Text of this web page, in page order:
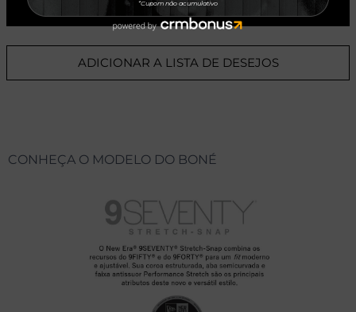
ADICIONAR AO CARRINHO
ADICIONAR A LISTA DE DESEJOS
CONHEÇA O MODELO DO BONÉ